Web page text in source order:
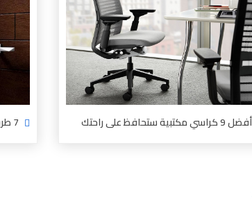
أفضل 9 كراسي مكتبية ستحافظ على راحتك